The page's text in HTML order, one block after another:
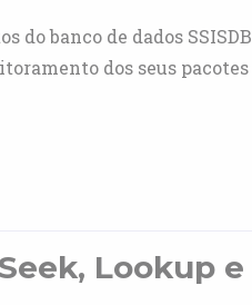
do banco de dados SSISDB
dos seus pacotes
Lookup e